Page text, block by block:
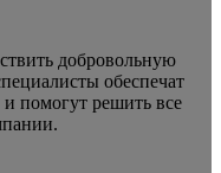
добровольную
обеспечат
помогут решить все